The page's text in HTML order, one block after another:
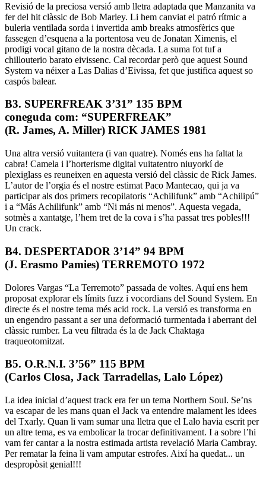
Revisió de la preciosa versió amb lletra adaptada que Manzanita va
fer del hit clàssic de Bob Marley. Li hem canviat el patró rítmic a
buleria ventilada sorda i invertida amb breaks atmosfèrics que
fassegen d’esquena a la portentosa veu de Jonatan Ximenis, el
prodigi vocal gitano de la nostra dècada. La suma fot tuf a
chillouterio barato eivissenc. Cal recordar però que aquest Sound
System va néixer a Las Dalias d’Eivissa, fet que justifica aquest so
caspós balear.
B3. SUPERFREAK 3’31” 135 BPM
coneguda com: “SUPERFREAK”
(R. James, A. Miller) RICK JAMES 1981
Una altra versió vuitantera (i van quatre). Només ens ha faltat la
cabra! Camela i l’horterisme digital vuitatentro niuyorkí de
plexiglass es reuneixen en aquesta versió del clàssic de Rick James.
L’autor de l’orgia és el nostre estimat Paco Mantecao, qui ja va
participar als dos primers recopilatoris “Achilifunk” amb “Achilipú”
i a “Más Achilifunk” amb “Ni más ni menos”. Aquesta vegada,
sotmès a xantatge, l’hem tret de la cova i s’ha passat tres pobles!!!
Un crack.
B4. DESPERTADOR 3’14” 94 BPM
(J. Erasmo Pamies) TERREMOTO 1972
Dolores Vargas “La Terremoto” passada de voltes. Aquí ens hem
proposat explorar els límits fuzz i vocordians del Sound System. En
directe és el nostre tema més acid rock. La versió es transforma en
un engendro passant a ser una deformació turmentada i aberrant del
clàssic rumber. La veu filtrada és la de Jack Chaktaga
traqueotomitzat.
B5. O.R.N.I. 3’56” 115 BPM
(Carlos Closa, Jack Tarradellas, Lalo López)
La idea inicial d’aquest track era fer un tema Northern Soul. Se’ns
va escapar de les mans quan el Jack va entendre malament les idees
del Txarly. Quan li vam sumar una lletra que el Lalo havia escrit per
un altre tema, es va embolicar la trocar definitivament. I a sobre l’hi
vam fer cantar a la nostra estimada artista revelació Maria Cambray.
Per rematar la feina li vam amputar estrofes. Així ha quedat... un
despropòsit genial!!!